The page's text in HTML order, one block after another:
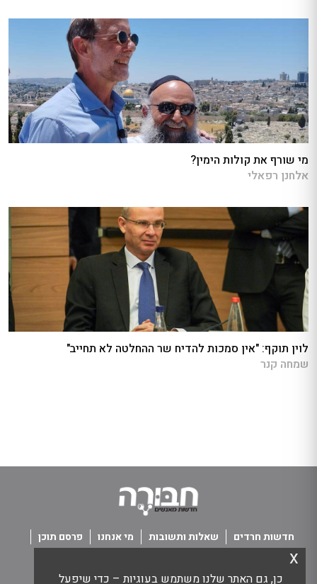
כן, גם האתר שלנו משתמש בעוגיות – כדי שיפעל
x
מי שורף את קולות הימין?
אלחנן רפאלי
לוין תוקף: "אין סמכות להדיח שר ההחלטה לא תחייב"
שמחה קנר
חדשות חרדים שאלות ותשובות מי אנחנו
פרסם תוכן